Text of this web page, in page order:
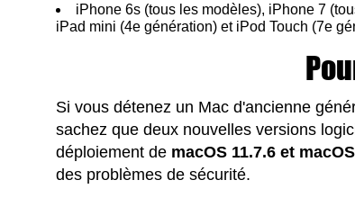
iPhone 6s (tous les modèles), iPhone 7
iPad mini (4e génération) et iPod Touch (7e
Si vous détenez un Mac d'ancienne
sachez que deux nouvelles versions
déploiement de macOS 11.7.6 et
des problèmes de sécurité.